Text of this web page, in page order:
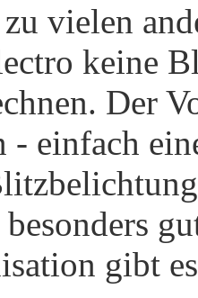
vielen
keine
Der
einfach
besonders
gibt